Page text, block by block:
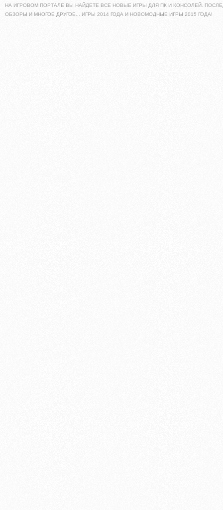
НА ИГРОВОМ ПОРТАЛЕ ВЫ НАЙДЕТЕ ВСЕ НОВЫЕ ИГРЫ ДЛЯ ПК И КОНСОЛЕЙ.
ОБЗОРЫ И МНОГОЕ ДРУГОЕ... ИГРЫ 2014 ГОДА И НОВОМОДНЫЕ ИГРЫ 2015 ГОДА!